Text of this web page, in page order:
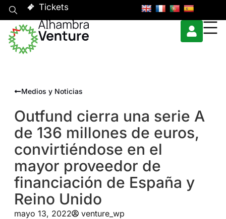
Tickets
Medios y Noticias
Outfund cierra una serie A
de 136 millones de euros,
convirtiéndose en el
mayor proveedor de
financiación de España y
Reino Unido
mayo 13, 2022 venture_wp